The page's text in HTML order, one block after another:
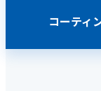
コーティ